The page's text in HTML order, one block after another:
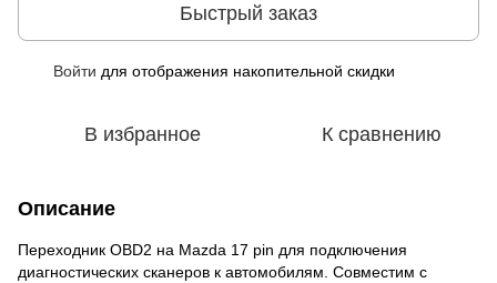
Быстрый заказ
Войти для отображения накопительной скидки
В избранное К сравнению
Описание
Переходник OBD2 на Mazda 17 pin для подключения
диагностических сканеров к автомобилям. Совместим с